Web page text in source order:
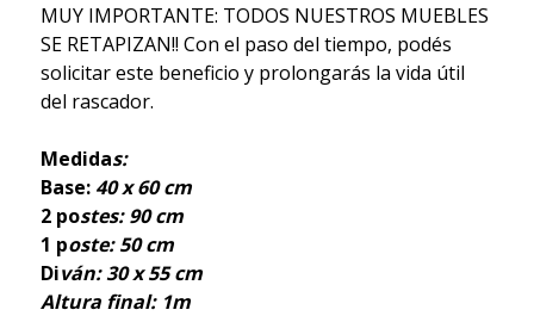
MUY IMPORTANTE: TODOS NUESTROS MUEBLES
SE RETAPIZAN!! Con el paso del tiempo, podés
solicitar este beneficio y prolongarás la vida útil
del rascador.
Medidas:
Base:40 x 60 cm
2 postes: 90 cm
1 poste: 50 cm
Diván: 30 x 55 cm
Altura final: 1m